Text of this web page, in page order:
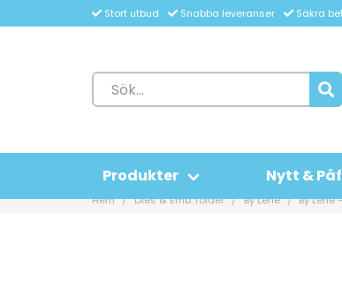
Stort utbud Snabba leveranser Säkra
Produkter Nytt &
Hem Dies & Emb. folder By Lene By Lene